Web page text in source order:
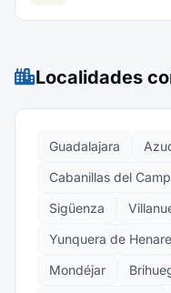
Localidades
Guadalajara
Cabanillas del
Sigüenza
Yunquera de
Mondéjar